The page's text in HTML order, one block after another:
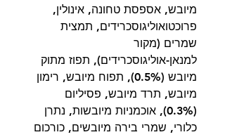
מיובש, אספסת טחונה, אינולין,
פרוכטואוליגוסכרידים, תמצית
שמרים (מקור
למנאן-אוליגוסכרידים), תפוז מתוק
מיובש (0.5%), תפוח מיובש, רימון
מיובש, תרד מיובש, פסיליום
(0.3%), אוכמניות מיובשות, נתרן
כלורי, שמרי בירה מיובשים, כורכום